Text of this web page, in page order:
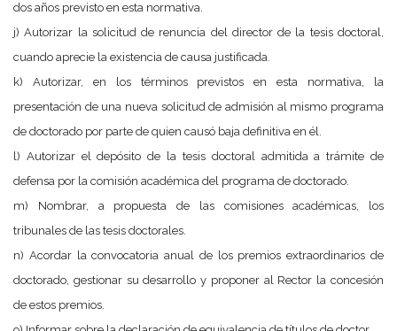
dos años previsto en esta normativa.
j) Autorizar la solicitud de renuncia del director de la tesis doctoral,
cuando aprecie la existencia de causa justificada.
k) Autorizar, en los términos previstos en esta normativa, la
presentación de una nueva solicitud de admisión al mismo programa
de doctorado por parte de quien causó baja definitiva en él.
l) Autorizar el depósito de la tesis doctoral admitida a trámite de
defensa por la comisión académica del programa de doctorado.
m) Nombrar, a propuesta de las comisiones académicas, los
tribunales de las tesis doctorales.
n) Acordar la convocatoria anual de los premios extraordinarios de
doctorado, gestionar su desarrollo y proponer al Rector la concesión
de estos premios.